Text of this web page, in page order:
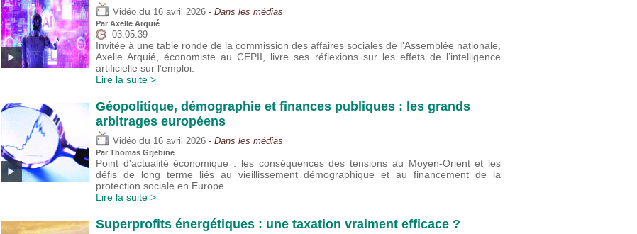
Vidéo du 16 avril 2026 - Dans les médias
Par Axelle Arquié
03:05:39
Invitée à une table ronde de la commission des affaires sociales de l’Assemblée nationale,
Axelle Arquié, économiste au CEPII, livre ses réflexions sur les effets de l’intelligence
artificielle sur l’emploi.
Lire la suite >
Géopolitique, démographie et finances publiques : les grands
arbitrages européens
Vidéo du 16 avril 2026 - Dans les médias
Par Thomas Grjebine
Point d'actualité économique : les conséquences des tensions au Moyen-Orient et les
défis de long terme liés au vieillissement démographique et au financement de la
protection sociale en Europe.
Lire la suite >
Superprofits énergétiques : une taxation vraiment efficace ?